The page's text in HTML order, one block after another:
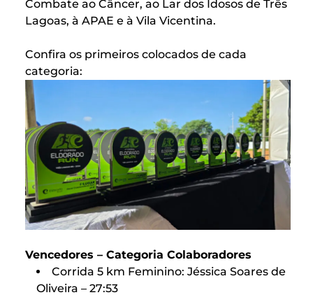
Combate ao Câncer, ao Lar dos Idosos de Três
Lagoas, à APAE e à Vila Vicentina.
Confira os primeiros colocados de cada
categoria:
Vencedores – Categoria Colaboradores
Corrida 5 km Feminino: Jéssica Soares de
Oliveira – 27:53